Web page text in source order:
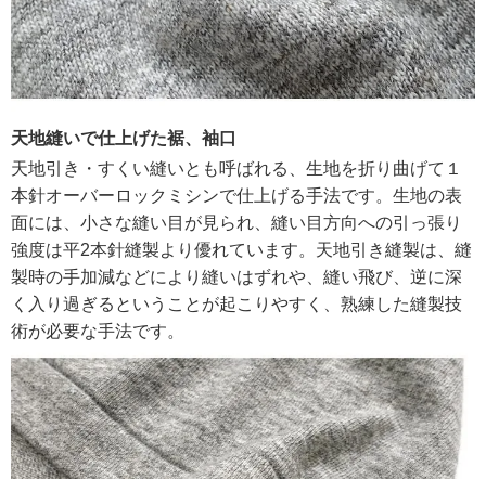
天地縫いで仕上げた裾、袖口
天地引き・すくい縫いとも呼ばれる、生地を折り曲げて１
本針オーバーロックミシンで仕上げる手法です。生地の表
面には、小さな縫い目が見られ、縫い目方向への引っ張り
強度は平2本針縫製より優れています。天地引き縫製は、縫
製時の手加減などにより縫いはずれや、縫い飛び、逆に深
く入り過ぎるということが起こりやすく、熟練した縫製技
術が必要な手法です。